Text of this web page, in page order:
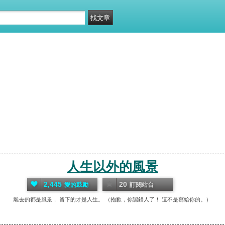
人生以外的風景
離去的都是風景， 留下的才是人生。 （抱歉，你認錯人了！ 這不是寫給你的。）
2,445 愛的鼓勵 20 訂閱站台